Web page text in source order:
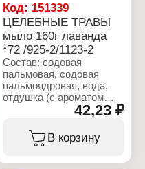
Код: 151339
ЦЕЛЕБНЫЕ ТРАВЫ
мыло 160г лаванда
*72 /925-2/1123-2
Состав: содовая
пальмовая, содовая
пальмоядровая, вода,
отдушка (с ароматом
лаванды), стабилизатор,
отбеливающие
вещества, экстракт
42,23 ₽
В корзину